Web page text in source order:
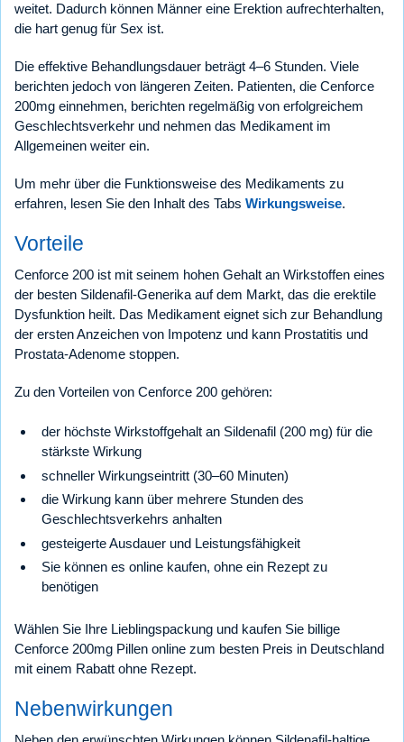
weitet. Dadurch können Männer eine Erektion aufrechterhalten,
die hart genug für Sex ist.
Die effektive Behandlungsdauer beträgt 4–6 Stunden. Viele
berichten jedoch von längeren Zeiten. Patienten, die Cenforce
200mg einnehmen, berichten regelmäßig von erfolgreichem
Geschlechtsverkehr und nehmen das Medikament im
Allgemeinen weiter ein.
Um mehr über die Funktionsweise des Medikaments zu
erfahren, lesen Sie den Inhalt des Tabs Wirkungsweise.
Vorteile
Cenforce 200 ist mit seinem hohen Gehalt an Wirkstoffen eines
der besten Sildenafil-Generika auf dem Markt, das die erektile
Dysfunktion heilt. Das Medikament eignet sich zur Behandlung
der ersten Anzeichen von Impotenz und kann Prostatitis und
Prostata-Adenome stoppen.
Zu den Vorteilen von Cenforce 200 gehören:
der höchste Wirkstoffgehalt an Sildenafil (200 mg) für die
stärkste Wirkung
schneller Wirkungseintritt (30–60 Minuten)
die Wirkung kann über mehrere Stunden des
Geschlechtsverkehrs anhalten
gesteigerte Ausdauer und Leistungsfähigkeit
Sie können es online kaufen, ohne ein Rezept zu
benötigen
Wählen Sie Ihre Lieblingspackung und kaufen Sie billige
Cenforce 200mg Pillen online zum besten Preis in Deutschland
mit einem Rabatt ohne Rezept.
Nebenwirkungen